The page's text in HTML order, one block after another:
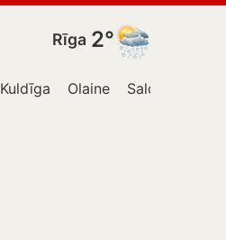
Rīga 2°
Kuldīga Olaine Saldus